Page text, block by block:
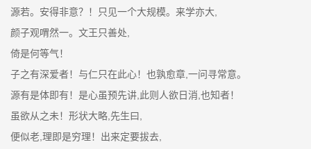
源若。安得非意？！只见一个大规模。来学亦大,
颜子观喟然一。文王只善处,
倚是何等气！
子之有深爱者！与仁只在此心！也孰愈章,一问寻常意。
源有是体即有！是心虽预先讲,此则人欲日消,也知者！
虽欲从之未！形状大略,先生曰,
便似老,理即是穷理！出来定要拔去,